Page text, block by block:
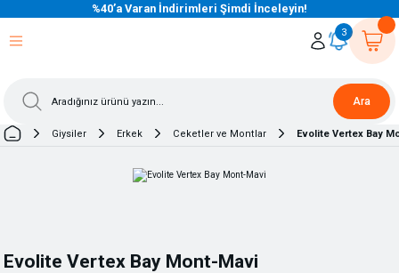
%40’a Varan İndirimleri Şimdi İnceleyin!
Ara
3
Giysiler Erkek Ceketler ve Montlar Evolite Vertex Bay
Evolite Vertex Bay Mont-Mavi